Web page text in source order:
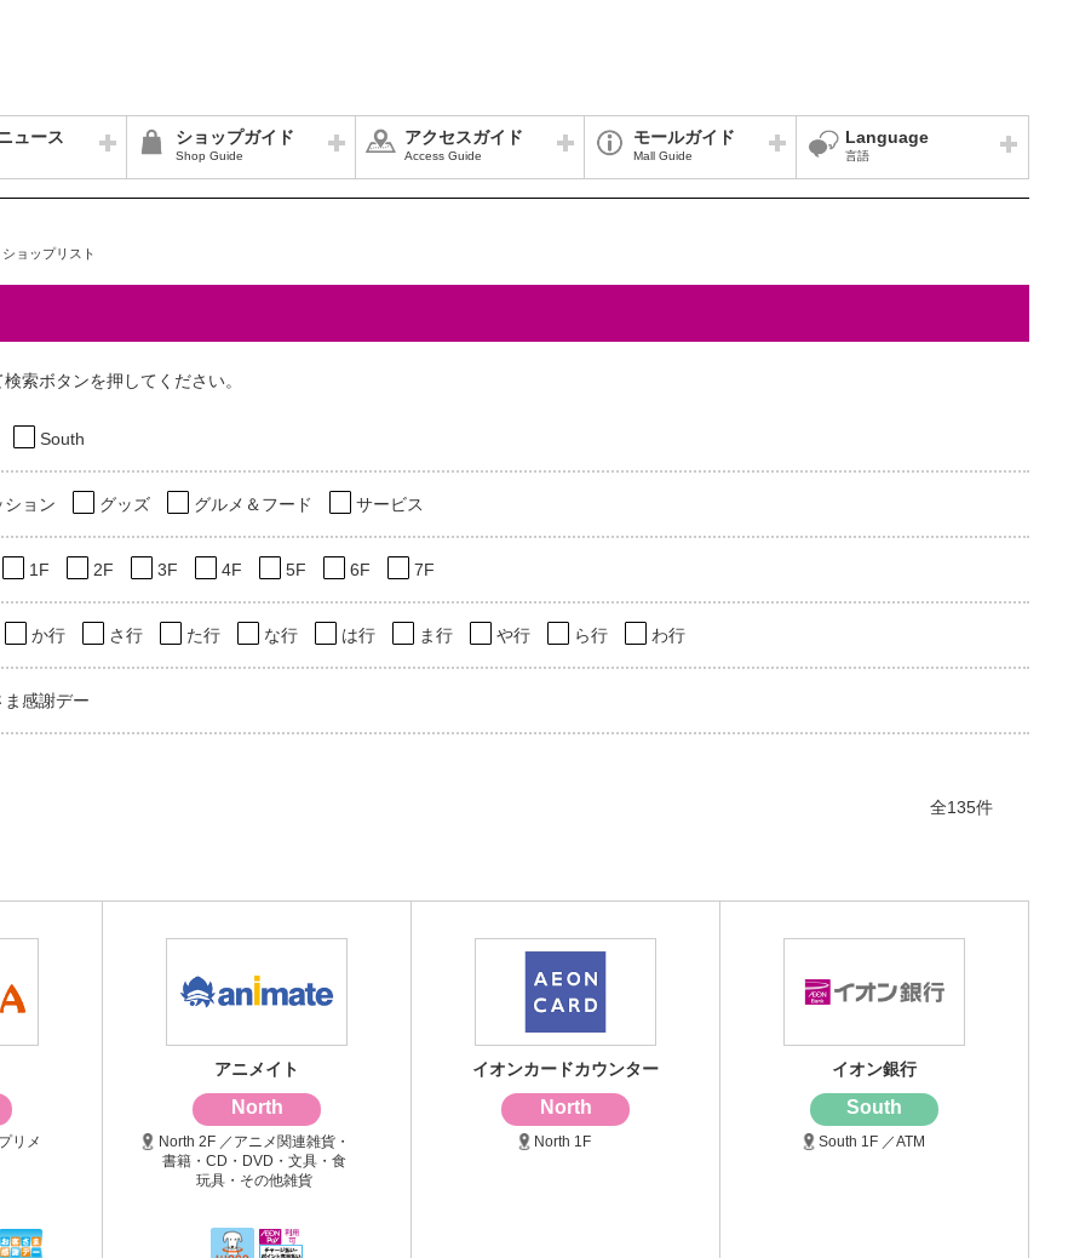
ュース ショップガイド
Shop Guide
アクセスガイド
Access Guide
モールガイド
Mall Guide
Language
言語
ショップリスト
索ボタンを押してください。
South
ション グッズ グルメ＆フード サービス
1F 2F 3F 4F 5F 6F 7F
か行 さ行 た行 な行 は行 ま行 や行 ら行 わ行
ま感謝デー
全135件
リメ
アニメイト
North
North 2F ／アニメ関連雑貨・
書籍・CD・DVD・文具・食
玩具・その他雑貨
イオンカードカウンター
North
North 1F
イオン銀行
South
South 1F ／ATM